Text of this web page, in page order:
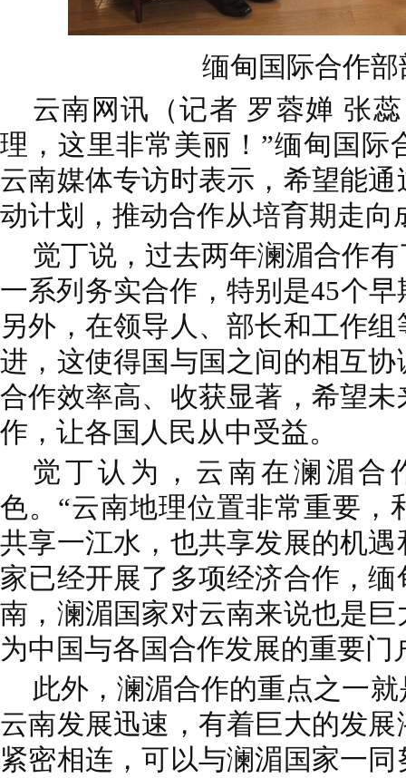
缅甸国际合作
云南网讯（记者 罗蓉婵 张
理，这里非常美丽！”缅甸国际
云南媒体专访时表示，希望能
动计划，推动合作从培育期走向
觉丁说，过去两年澜湄合作
一系列务实合作，特别是45个
另外，在领导人、部长和工作
进，这使得国与国之间的相互
合作效率高、收获显著，希望
作，让各国人民从中受益。
觉丁认为，云南在澜湄合
色。“云南地理位置非常重要，
共享一江水，也共享发展的机
家已经开展了多项经济合作，
南，澜湄国家对云南来说也是
为中国与各国合作发展的重要门
此外，澜湄合作的重点之一
云南发展迅速，有着巨大的发
紧密相连，可以与澜湄国家一